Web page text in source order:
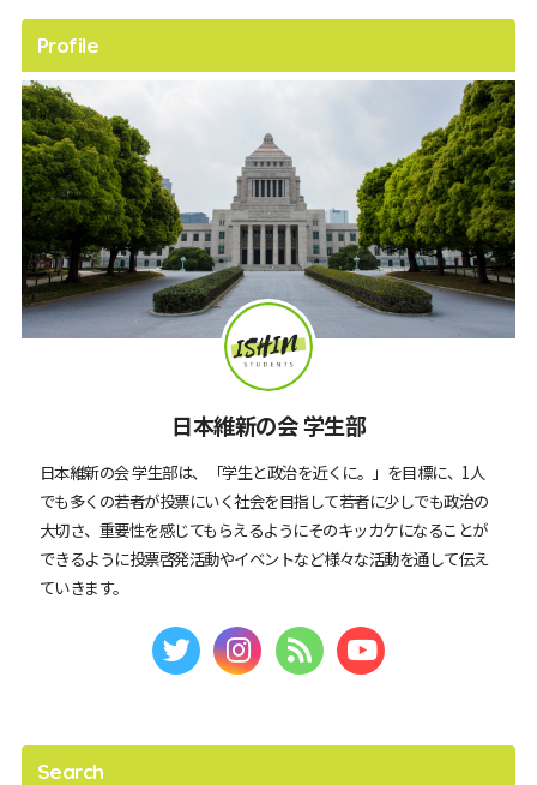
Profile
日本維新の会 学生部
日本維新の会 学生部は、「学生と政治を近くに。」を目標に、1人
でも多くの若者が投票にいく社会を目指して若者に少しでも政治の
大切さ、重要性を感じてもらえるようにそのキッカケになることが
できるように投票啓発活動やイベントなど様々な活動を通して伝え
ていきます。
Search